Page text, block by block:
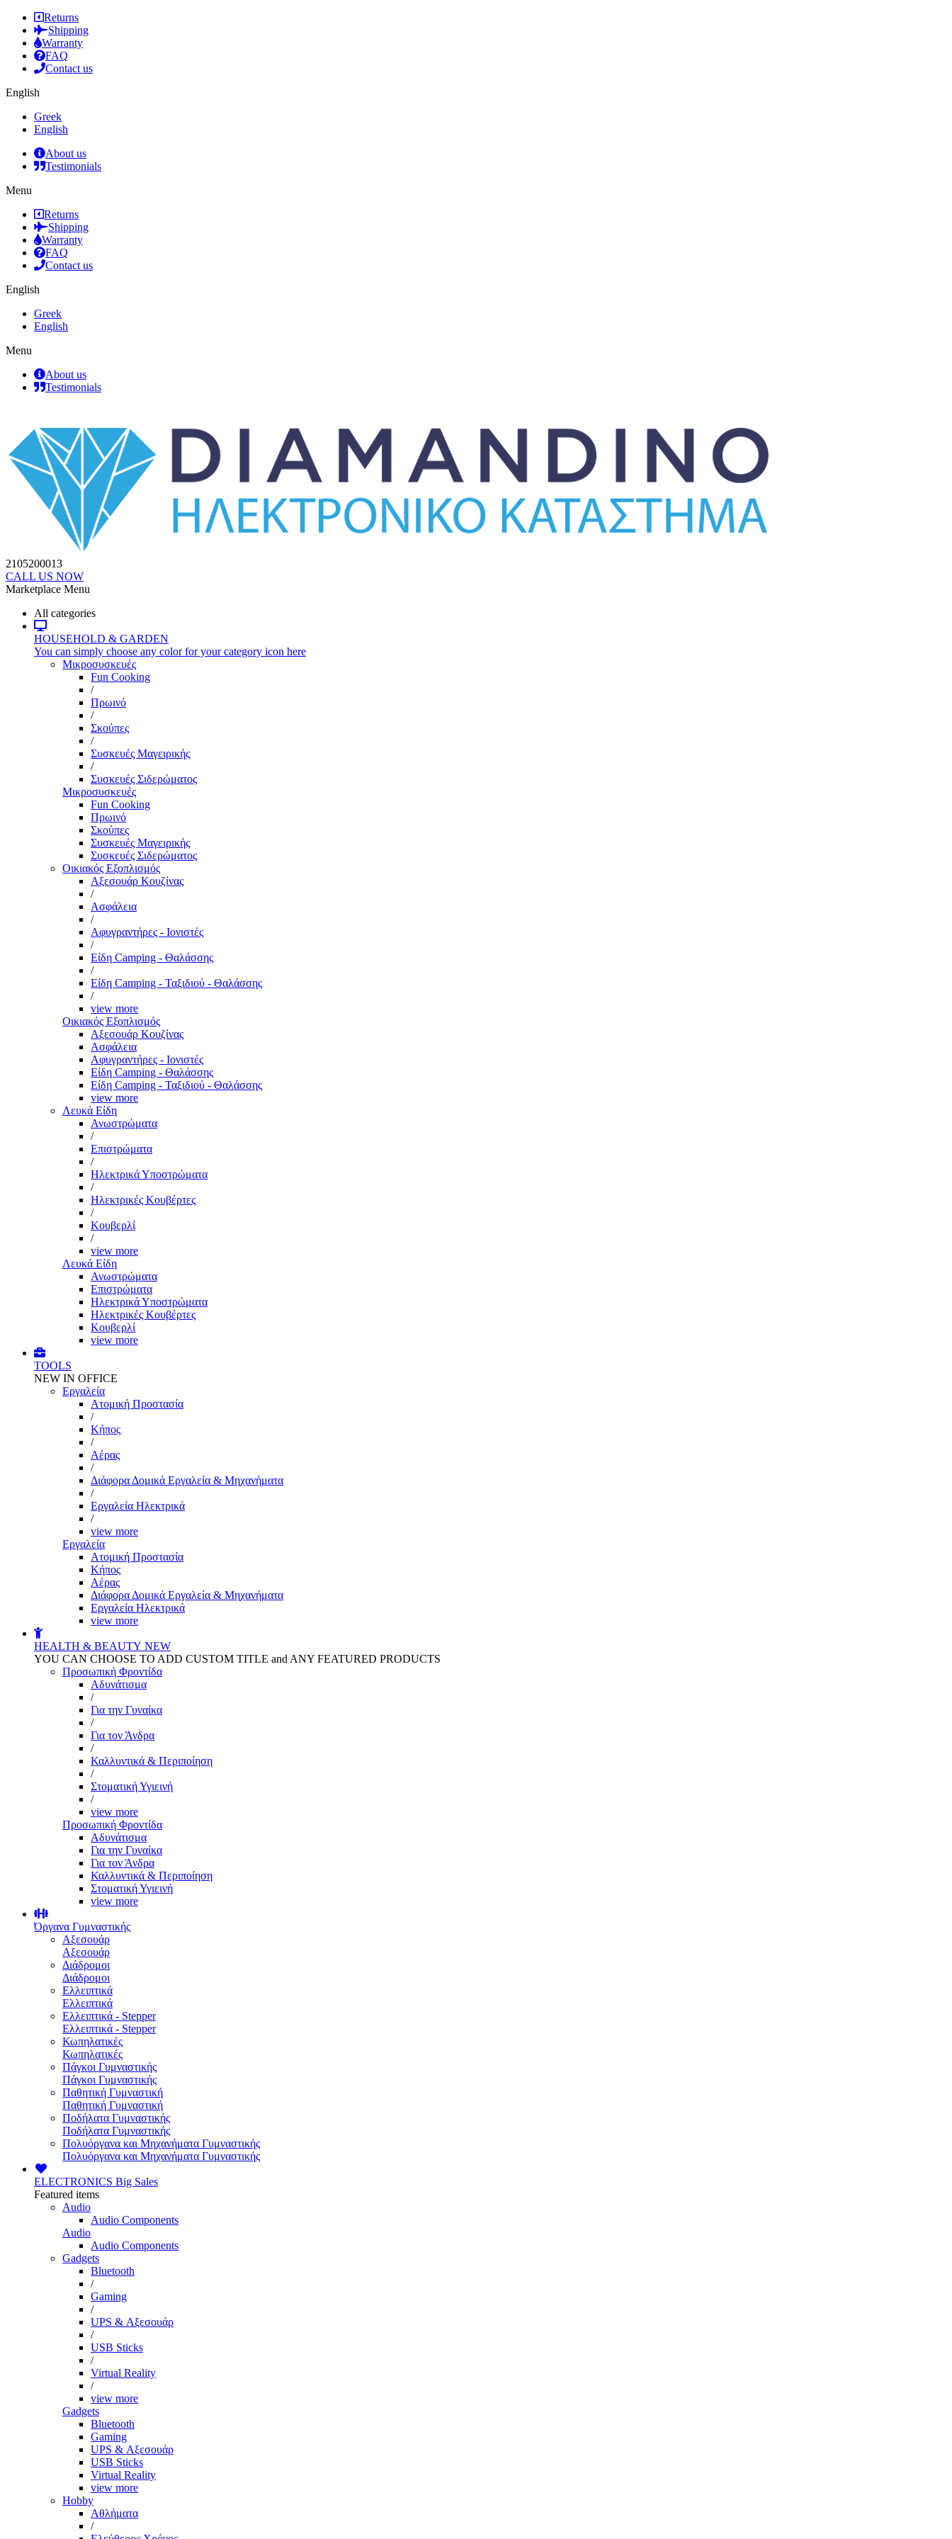
Returns
Shipping
Warranty
FAQ
Contact us
English
Greek
English
About us
Testimonials
Menu
Returns
Shipping
Warranty
FAQ
Contact us
English
Greek
English
Menu
About us
Testimonials
2105200013
CALL US NOW
Marketplace Menu
All categories
HOUSEHOLD & GARDEN
You can simply choose any color for your category icon here
Μικροσυσκευές
Fun Cooking
/
Πρωινό
/
Σκούπες
/
Συσκευές Μαγειρικής
/
Συσκευές Σιδερώματος
Μικροσυσκευές
Fun Cooking
Πρωινό
Σκούπες
Συσκευές Μαγειρικής
Συσκευές Σιδερώματος
Οικιακός Εξοπλισμός
Αξεσουάρ Κουζίνας
/
Ασφάλεια
/
Αφυγραντήρες - Ιονιστές
/
Είδη Camping - Θαλάσσης
/
Είδη Camping - Ταξιδιού - Θαλάσσης
/
view more
Οικιακός Εξοπλισμός
Αξεσουάρ Κουζίνας
Ασφάλεια
Αφυγραντήρες - Ιονιστές
Είδη Camping - Θαλάσσης
Είδη Camping - Ταξιδιού - Θαλάσσης
view more
Λευκά Είδη
Ανωστρώματα
/
Επιστρώματα
/
Ηλεκτρικά Υποστρώματα
/
Ηλεκτρικές Κουβέρτες
/
Κουβερλί
/
view more
Λευκά Είδη
Ανωστρώματα
Επιστρώματα
Ηλεκτρικά Υποστρώματα
Ηλεκτρικές Κουβέρτες
Κουβερλί
view more
TOOLS
NEW IN OFFICE
Εργαλεία
Aτομική Προστασία
/
Kήπος
/
Αέρας
/
Διάφορα Δομικά Εργαλεία & Μηχανήματα
/
Εργαλεία Ηλεκτρικά
/
view more
Εργαλεία
Aτομική Προστασία
Kήπος
Αέρας
Διάφορα Δομικά Εργαλεία & Μηχανήματα
Εργαλεία Ηλεκτρικά
view more
HEALTH & BEAUTY NEW
YOU CAN CHOOSE TO ADD CUSTOM TITLE and ANY FEATURED PRODUCTS
Προσωπική Φροντίδα
Αδυνάτισμα
/
Για την Γυναίκα
/
Για τον Άνδρα
/
Καλλυντικά & Περιποίηση
/
Στοματική Υγιεινή
/
view more
Προσωπική Φροντίδα
Αδυνάτισμα
Για την Γυναίκα
Για τον Άνδρα
Καλλυντικά & Περιποίηση
Στοματική Υγιεινή
view more
Όργανα Γυμναστικής
Αξεσουάρ
Αξεσουάρ
Διάδρομοι
Διάδρομοι
Ελλειπτικά
Ελλειπτικά
Ελλειπτικά - Stepper
Ελλειπτικά - Stepper
Κωπηλατικές
Κωπηλατικές
Πάγκοι Γυμναστικής
Πάγκοι Γυμναστικής
Παθητική Γυμναστική
Παθητική Γυμναστική
Ποδήλατα Γυμναστικής
Ποδήλατα Γυμναστικής
Πολυόργανα και Μηχανήματα Γυμναστικής
Πολυόργανα και Μηχανήματα Γυμναστικής
ELECTRONICS Big Sales
Featured items
Audio
Audio Components
Audio
Audio Components
Gadgets
Bluetooth
/
Gaming
/
UPS & Αξεσουάρ
/
USB Sticks
/
Virtual Reality
/
view more
Gadgets
Bluetooth
Gaming
UPS & Αξεσουάρ
USB Sticks
Virtual Reality
view more
Hobby
Αθλήματα
/